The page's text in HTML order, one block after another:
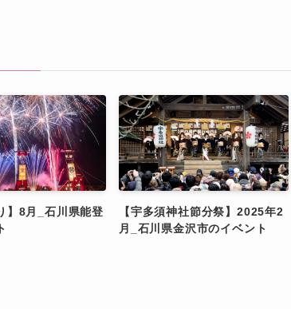
】8月_石川県能登
【宇多須神社節分祭】2025年2
月_石川県金沢市のイベント